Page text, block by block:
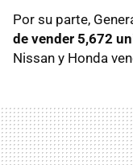
Por su parte,
de vender 5,672
Nissan y Honda